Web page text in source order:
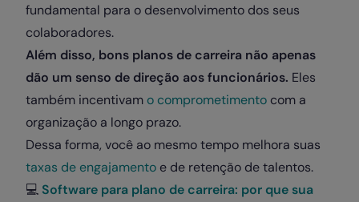
fundamental para o desenvolvimento dos seus
colaboradores.
Além disso, bons planos de carreira não apenas
dão um senso de direção aos funcionários. Eles
também incentivam o comprometimento com a
organização a longo prazo.
Dessa forma, você ao mesmo tempo melhora suas
taxas de engajamento e de retenção de talentos.
💻 Software para plano de carreira: por que sua